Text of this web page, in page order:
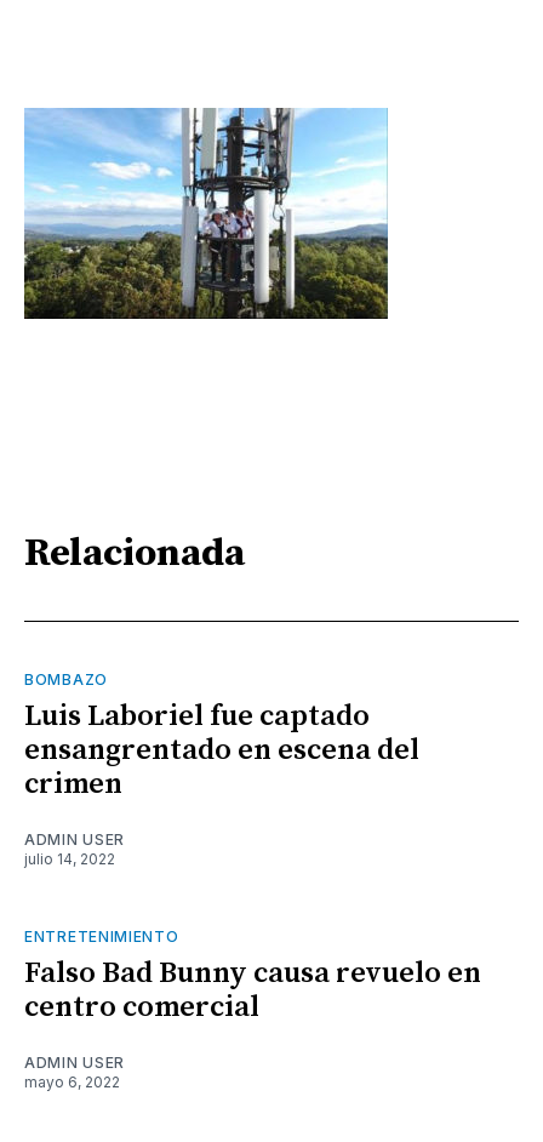
Relacionada
BOMBAZO
Luis Laboriel fue captado
ensangrentado en escena del
crimen
ADMIN USER
julio 14, 2022
ENTRETENIMIENTO
Falso Bad Bunny causa revuelo en
centro comercial
ADMIN USER
mayo 6, 2022